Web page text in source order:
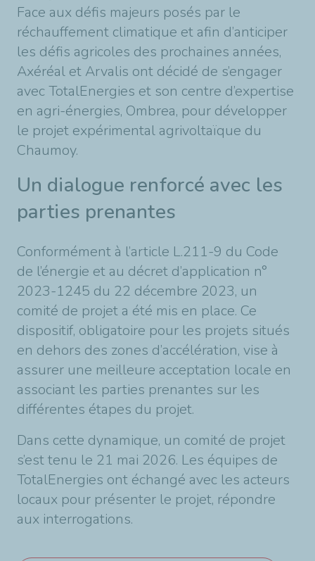
Face aux défis majeurs posés par le
réchauffement climatique et afin d’anticiper
les défis agricoles des prochaines années,
Axéréal et Arvalis ont décidé de s’engager
avec TotalEnergies et son centre d’expertise
en agri-énergies, Ombrea, pour développer
le projet expérimental agrivoltaïque du
Chaumoy.
Un dialogue renforcé avec les
parties prenantes
Conformément à l’article L.211-9 du Code
de l’énergie et au décret d’application n°
2023-1245 du 22 décembre 2023, un
comité de projet a été mis en place. Ce
dispositif, obligatoire pour les projets situés
en dehors des zones d’accélération, vise à
assurer une meilleure acceptation locale en
associant les parties prenantes sur les
différentes étapes du projet.
Dans cette dynamique, un comité de projet
s’est tenu le 21 mai 2026. Les équipes de
TotalEnergies ont échangé avec les acteurs
locaux pour présenter le projet, répondre
aux interrogations.